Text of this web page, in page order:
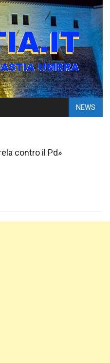
NEWS
contro il Pd»